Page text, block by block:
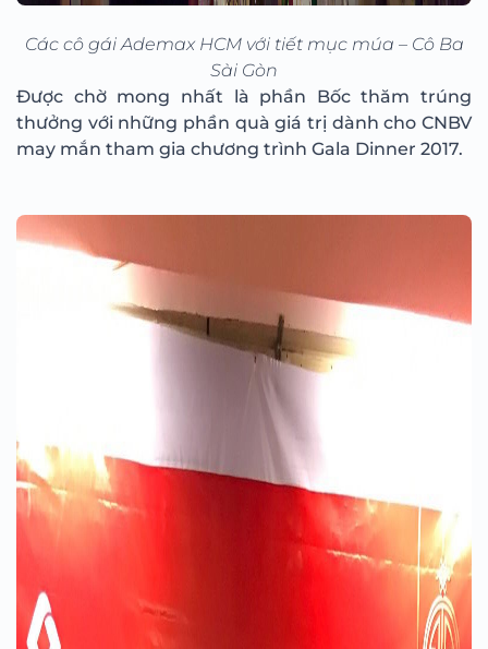
Các cô gái Ademax HCM với tiết mục múa – Cô Ba
Sài Gòn
Được chờ mong nhất là phần Bốc thăm trúng
thưởng với những phần quà giá trị dành cho CNBV
may mắn tham gia chương trình Gala Dinner 2017.